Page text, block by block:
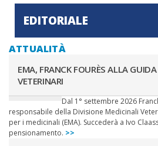
EDITORIALE
ATTUALITÀ
EMA, FRANCK FOURÈS ALLA
VETERINARI
Dal 1° settembre 2026
responsabile della Divisione Medicinali
per i medicinali (EMA). Succederà a Ivo
pensionamento. >>